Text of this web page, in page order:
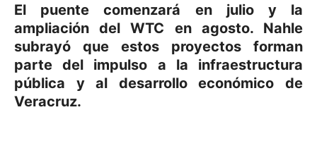
El puente comenzará en julio y la
ampliación del WTC en agosto. Nahle
subrayó que estos proyectos forman
parte del impulso a la infraestructura
pública y al desarrollo económico de
Veracruz.